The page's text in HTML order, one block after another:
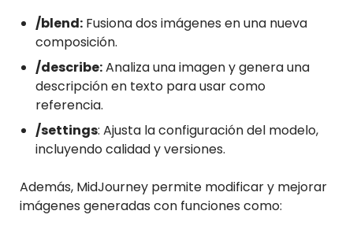
/blend: Fusiona dos imágenes en una nueva
composición.
/describe:Analiza una imagen y genera una
descripción en texto para usar como
referencia.
/settings: Ajusta la configuración del modelo,
incluyendo calidad y versiones.
Además, MidJourney permite modificar y mejorar
imágenes generadas con funciones como: